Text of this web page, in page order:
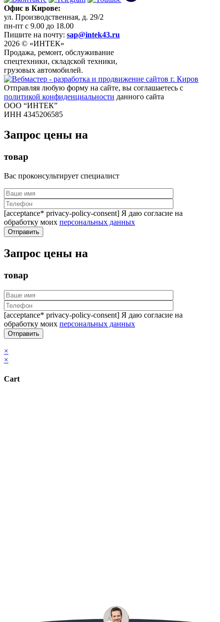
Офис в Кирове:
ул. Производственная, д. 29/2
пн-пт с 9.00 до 18.00
Пишите на почту: sap@intek43.ru
2026 © «ИНТЕК»
Продажа, ремонт, обслуживание
спецтехники, складской техники,
грузовых автомобилей.
Отправляя любую форму на сайте, вы соглашаетесь с
политикой конфиденциальности данного сайта
ООО “ИНТЕК”
ИНН 4345206585
Запрос цены на
товар
Вас проконсультирует специалист
[acceptance* privacy-policy-consent] Я даю согласие на
обработку моих персональных данных
Запрос цены на
товар
[acceptance* privacy-policy-consent] Я даю согласие на
обработку моих персональных данных
×
×
Cart